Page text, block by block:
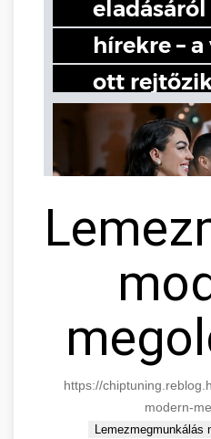
https://
modern-
Lemezmegmunkálás